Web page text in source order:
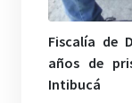
Fiscalía de
años de
Intibucá